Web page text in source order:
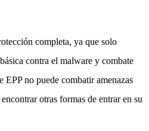
completa, ya que solo
contra el malware y combate
no puede combatir amenazas
otras formas de entrar en su